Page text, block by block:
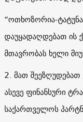
“ოთხოზორია-
დაუყადაღდებათ ის
მთავრობას ხელი
2. მათ შეეზღუდებათ
ასევე ფინანსური
საქართველოს